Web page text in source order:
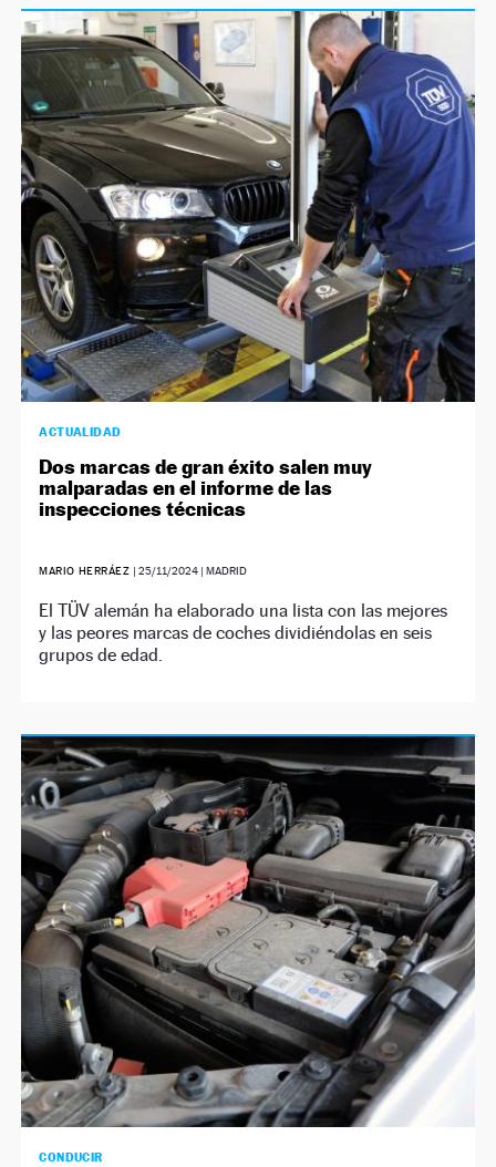
ACTUALIDAD
Dos marcas de gran éxito salen muy
malparadas en el informe de las
inspecciones técnicas
MARIO HERRÁEZ | 25/11/2024| MADRID
El TÜV alemán ha elaborado una lista con las mejores
y las peores marcas de coches dividiéndolas en seis
grupos de edad.
CONDUCIR